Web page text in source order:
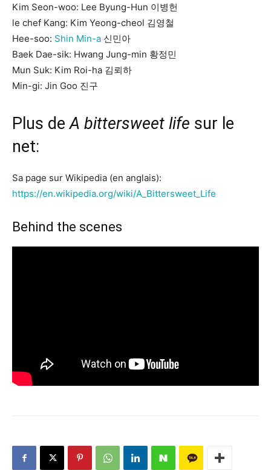
Kim Seon-woo: Lee Byung-Hun 이병헌
le chef Kang: Kim Yeong-cheol 김영철
Hee-soo: Shin Min-a 신민아
Baek Dae-sik: Hwang Jung-min 황정민
Mun Suk: Kim Roi-ha 김뢰하
Min-gi: Jin Goo 진구
Plus deA bittersweet life sur le
net:
Sa page sur Wikipedia (en anglais):
https://en.wikipedia.org/wiki/A_Bittersweet_Life
Behind the scenes